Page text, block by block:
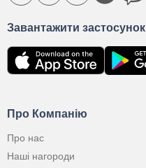
Про Компанію
Про нас
Наші нагороди
Завантажити застосунок